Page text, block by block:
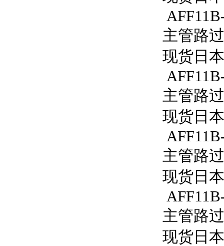
主管路
现货日
主管路
现货日
主管路
现货日
主管路
现货日